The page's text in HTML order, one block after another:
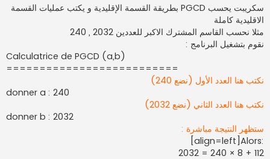
ا
ر
ك
ة
سكريبت يحسب PGCD بطريقة القسمة الإقليدية و يكتب عمليات القسمة
الاقليدية كاملة
مثلا نحسب القاسم المشترك الاكبر للعددين 2032 , 240
نقوم بتشغيل البرنامج :
Calculatrice de PGCD (a,b)
==========================
نكتب هنا العدد الأول (نضع 240)
donner a : 240
نكتب هنا العدد الثاني (نضع 2032)
donner b : 2032
ستظهر النتيجة مباشرة :
[align=left]Alors:
2032 = 240 × 8 + 112